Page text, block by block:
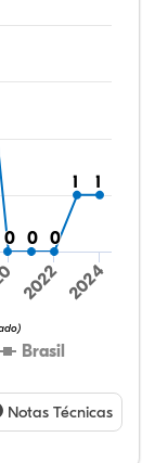
0
0 0
0 0
0
11 11
Brasil
2022 2024
Notas Técnicas